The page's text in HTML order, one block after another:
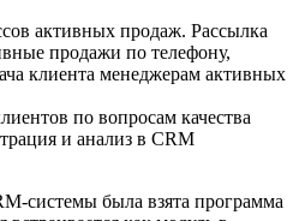
активных продаж. Рассылка
продажи по телефону,
клиента менеджерам активных
по вопросам качества
и анализ в CRM
системы была взята программа